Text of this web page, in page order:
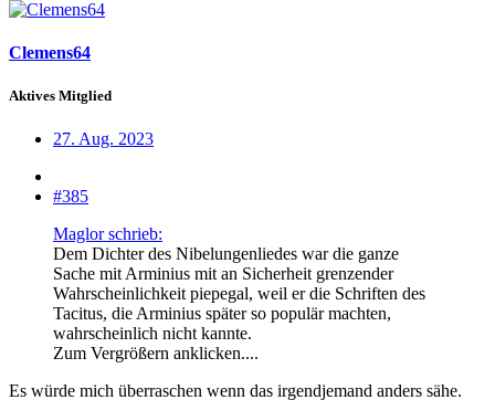
Clemens64
Aktives Mitglied
27. Aug. 2023
#385
Maglor schrieb:
Dem Dichter des Nibelungenliedes war die ganze
Sache mit Arminius mit an Sicherheit grenzender
Wahrscheinlichkeit piepegal, weil er die Schriften des
Tacitus, die Arminius später so populär machten,
wahrscheinlich nicht kannte.
Zum Vergrößern anklicken....
Es würde mich überraschen wenn das irgendjemand anders sähe.